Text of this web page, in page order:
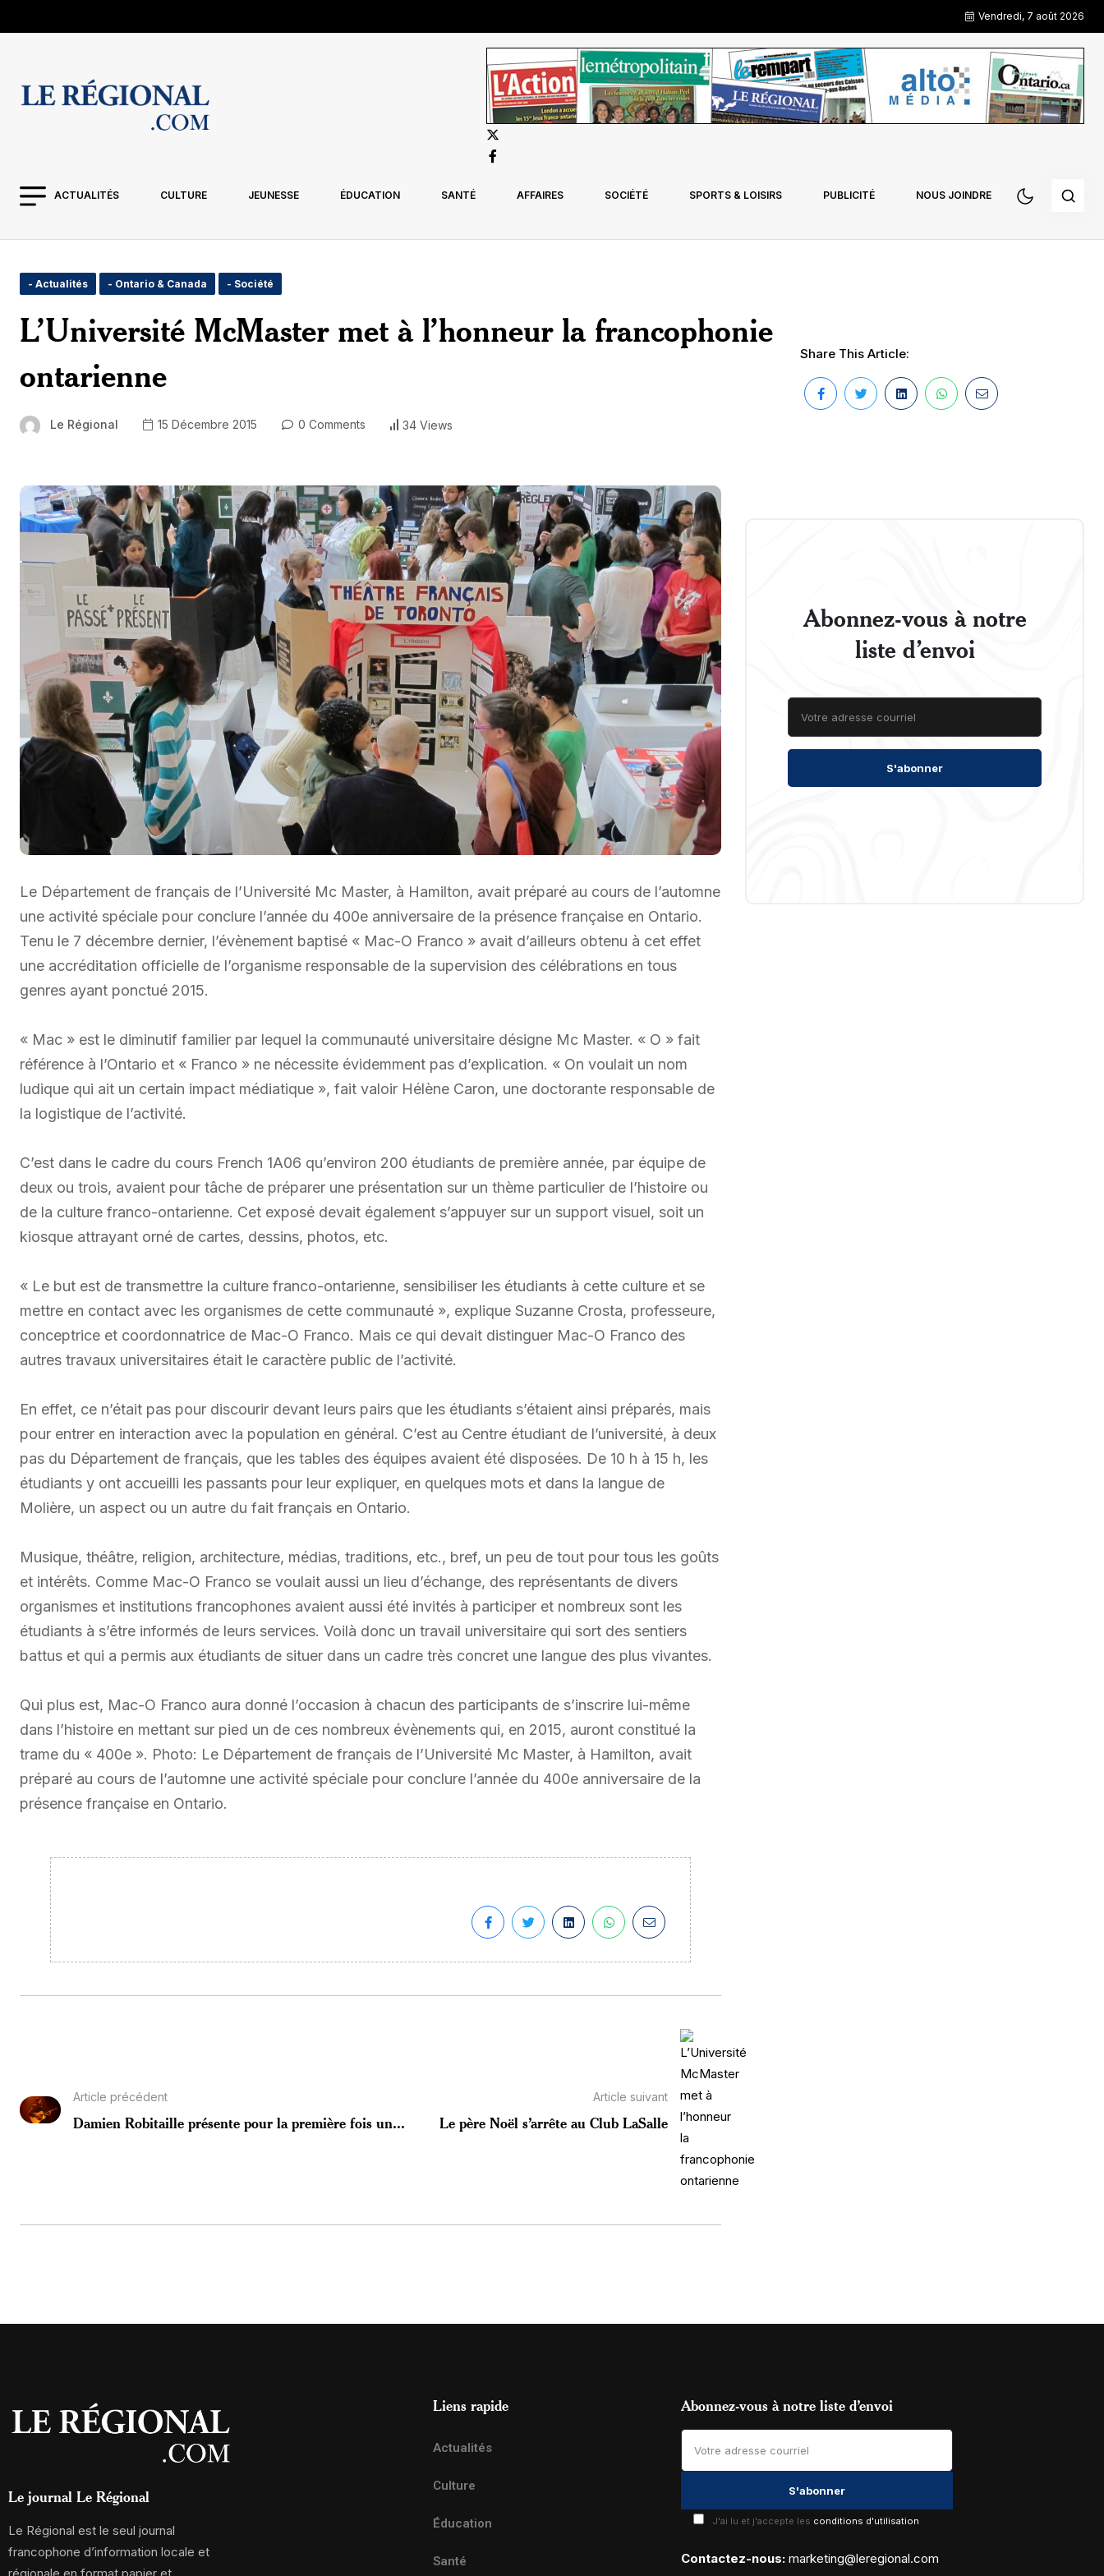
Vendredi, 7 août 2026
ACTUALITÉS CULTURE JEUNESSE ÉDUCATION SANTÉ AFFAIRES SOCIÉTÉ SPORTS & LOISIRS PUBLICITÉ NOUS JOINDRE
- Actualités - Ontario & Canada - Société
L’Université McMaster met à l’honneur la francophonie
ontarienne
Le Régional 15 Décembre 2015 0 Comments 34 Views
Share This Article:
Le Département de français de l’Université Mc Master, à Hamilton, avait préparé au cours de l’automne
une activité spéciale pour conclure l’année du 400e anniversaire de la présence française en Ontario.
Tenu le 7 décembre dernier, l’évènement baptisé « Mac-O Franco » avait d’ailleurs obtenu à cet effet
une accréditation officielle de l’organisme responsable de la supervision des célébrations en tous
genres ayant ponctué 2015.
« Mac » est le diminutif familier par lequel la communauté universitaire désigne Mc Master. « O » fait
référence à l’Ontario et « Franco » ne nécessite évidemment pas d’explication. « On voulait un nom
ludique qui ait un certain impact médiatique », fait valoir Hélène Caron, une doctorante responsable de
la logistique de l’activité.
C’est dans le cadre du cours French 1A06 qu’environ 200 étudiants de première année, par équipe de
deux ou trois, avaient pour tâche de préparer une présentation sur un thème particulier de l’histoire ou
de la culture franco-ontarienne. Cet exposé devait également s’appuyer sur un support visuel, soit un
kiosque attrayant orné de cartes, dessins, photos, etc.
« Le but est de transmettre la culture franco-ontarienne, sensibiliser les étudiants à cette culture et se
mettre en contact avec les organismes de cette communauté », explique Suzanne Crosta, professeure,
conceptrice et coordonnatrice de Mac-O Franco. Mais ce qui devait distinguer Mac-O Franco des
autres travaux universitaires était le caractère public de l’activité.
En effet, ce n’était pas pour discourir devant leurs pairs que les étudiants s’étaient ainsi préparés, mais
pour entrer en interaction avec la population en général. C’est au Centre étudiant de l’université, à deux
pas du Département de français, que les tables des équipes avaient été disposées. De 10 h à 15 h, les
étudiants y ont accueilli les passants pour leur expliquer, en quelques mots et dans la langue de
Molière, un aspect ou un autre du fait français en Ontario.
Musique, théâtre, religion, architecture, médias, traditions, etc., bref, un peu de tout pour tous les goûts
et intérêts. Comme Mac-O Franco se voulait aussi un lieu d’échange, des représentants de divers
organismes et institutions francophones avaient aussi été invités à participer et nombreux sont les
étudiants à s’être informés de leurs services. Voilà donc un travail universitaire qui sort des sentiers
battus et qui a permis aux étudiants de situer dans un cadre très concret une langue des plus vivantes.
Qui plus est, Mac-O Franco aura donné l’occasion à chacun des participants de s’inscrire lui-même
dans l’histoire en mettant sur pied un de ces nombreux évènements qui, en 2015, auront constitué la
trame du « 400e ». Photo: Le Département de français de l’Université Mc Master, à Hamilton, avait
préparé au cours de l’automne une activité spéciale pour conclure l’année du 400e anniversaire de la
présence française en Ontario.
Article précédent
Damien Robitaille présente pour la première fois un...
Article suivant
Le père Noël s’arrête au Club LaSalle
Abonnez-vous à notre
liste d’envoi
Le journal Le Régional
Le Régional est le seul journal
francophone d’information locale et
régionale en format papier et
Liens rapide
Actualités
Culture
Éducation
Santé
Abonnez-vous à notre liste d’envoi
J'ai lu et j'accepte les conditions d'utilisation
Contactez-nous: marketing@leregional.com